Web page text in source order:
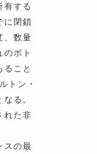
有する
に閉鎖
、数量
ボト
こと
トン・
る。
れた非
スの最